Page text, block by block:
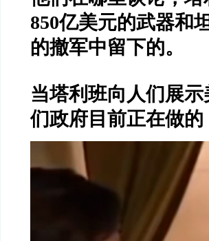
850亿美元的武器和
的撤军中留下的。
当塔利班向人们展
们政府目前正在做的